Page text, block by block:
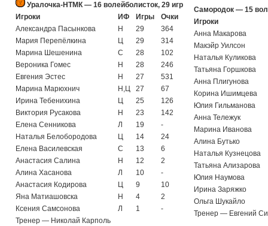
Уралочка-НТМК — 16 волейболисток, 29 игр
Игроки
ИФ Игры
Очки
Александра Пасынкова
Н 29
364
Мария Перепёлкина
Ц 29
314
Марина Шешенина
С 28
102
Вероника Гомес
Н 28
246
Евгения Эстес
Н 27
531
Марина Марюхнич
Н,Ц 27
67
Ирина Тебенихина
Ц 25
126
Виктория Русакова
Н 23
142
Елена Сенникова
Л 19
-
Наталья Белобородова
Ц 14
24
Елена Василевская
С 13
6
Анастасия Салина
Н 12
2
Алина Хасанова
Л 10
-
Анастасия Кодирова
Ц 9
10
Яна Матиашовска
Н 4
2
Ксения Самсонова
Л 1
-
Тренер — Николай Карполь
Самородок — 15
Игроки
Анна Макарова
Макэйр Уилсон
Наталья Куликова
Татьяна Горшкова
Анна Плигунова
Корина Ишимцева
Юлия Гильманова
Анна Тележук
Марина Иванова
Алина Бутько
Наталья Кузнецова
Татьяна Ализарова
Юлия Наумова
Ирина Заряжко
Ольга Шукайло
Тренер — Евгений